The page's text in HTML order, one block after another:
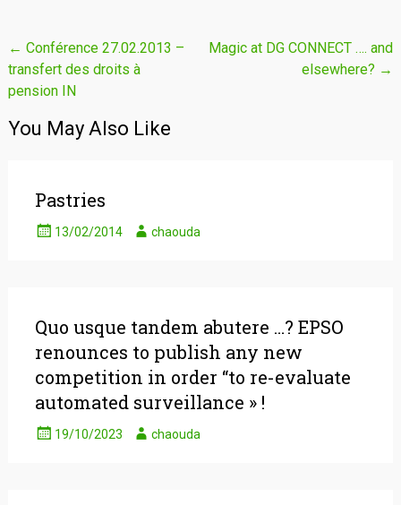
Post
navigation
← Conférence 27.02.2013 –
transfert des droits à
pension IN
Magic at DG CONNECT …. and
elsewhere? →
You May Also Like
Pastries
13/02/2014 chaouda
Quo usque tandem abutere …? EPSO
renounces to publish any new
competition in order “to re-evaluate
automated surveillance » !
19/10/2023 chaouda